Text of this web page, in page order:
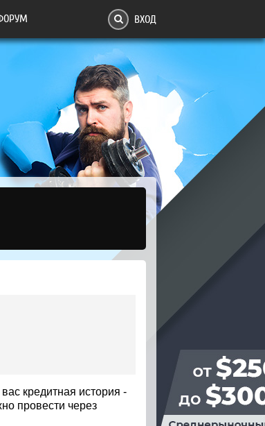
ВХОД
кредитная история -
провести через